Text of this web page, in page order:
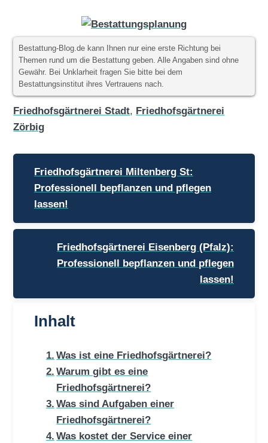
Bestattung-Blog.de kann Ihnen nur eine erste Richtung bei
Themen rund um die Bestattung geben. Alle Angaben sind ohne
Gewähr. Bei Unklarheit fragen Sie bitte bei dem
Bestattungsinstitut ihres Vertrauens nach.
Friedhofsgärtnerei Stadt, Friedhofsgärtnerei
Zörbig
Beitragsnavigation
Friedhofsgärtnerei Miltenberg St:
Professionell bepflanzen und pflegen
lassen!
Friedhofsgärtnerei Eisenberg (Pfalz):
Professionell bepflanzen und pflegen
lassen!
Inhalt
Was ist eine Friedhofsgärtnerei?
Warum gibt es eine
Friedhofsgärtnerei?
Was sind Aufgaben einer
Friedhofsgärtnerei?
Was kostet der Service einer